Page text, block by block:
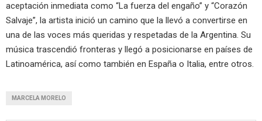
aceptación inmediata como “La fuerza del engaño” y “Corazón
Salvaje”, la artista inició un camino que la llevó a convertirse en
una de las voces más queridas y respetadas de la Argentina. Su
música trascendió fronteras y llegó a posicionarse en países de
Latinoamérica, así como también en España o Italia, entre otros.
MARCELA MORELO